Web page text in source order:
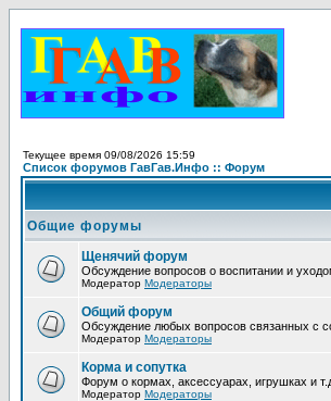
Текущее время 09/08/2026 15:59
Список форумов ГавГав.Инфо :: Форум
Общие форумы
Щенячий форум
Обсуждение вопросов о воспитании и
Модератор Модераторы
Общий форум
Обсуждение любых вопросов связанных с
Модератор Модераторы
Корма и сопутка
Форум о кормах, аксессуарах, игрушках и
Модератор Модераторы